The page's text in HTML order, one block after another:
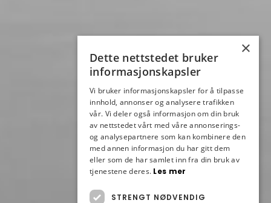
×
Dette nettstedet bruker
informasjonskapsler
Vi bruker informasjonskapsler for å tilpasse
innhold, annonser og analysere trafikken
vår. Vi deler også informasjon om din bruk
av nettstedet vårt med våre annonserings-
og analysepartnere som kan kombinere den
med annen informasjon du har gitt dem
eller som de har samlet inn fra din bruk av
tjenestene deres. Les mer
STRENGT NØDVENDIG